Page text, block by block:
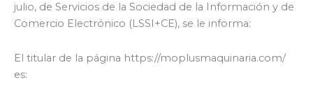
julio, de Servicios de la Sociedad de la Información y de
Comercio Electrónico (LSSI+CE), se le informa:
El titular de la página https://moplusmaquinaria.com/
es: